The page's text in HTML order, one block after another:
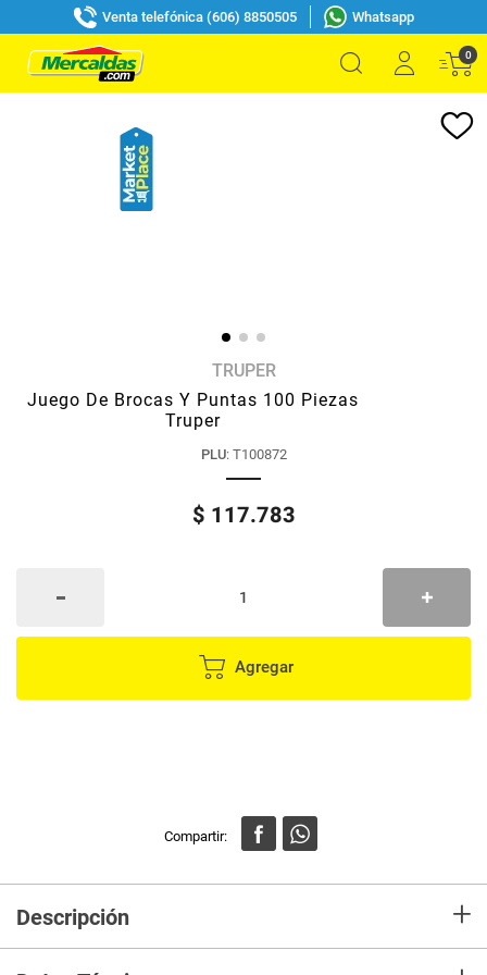
Venta telefónica (606) 8850505 Whatsapp
0
TRUPER
Juego De Brocas Y Puntas 100 Piezas
Truper
PLU: T100872
$ 117.783
Agregar
Descripción +